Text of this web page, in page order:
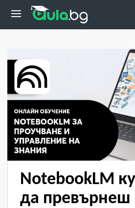
NotebookLM
да превърнеш